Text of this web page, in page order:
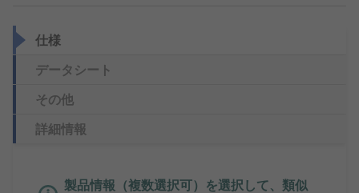
仕様
データシート
その他
詳細情報
製品情報（複数選択可）を選択して、類似